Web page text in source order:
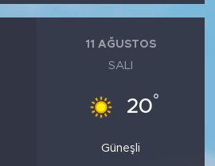
11 AĞUSTOS
SALI
20°
Güneşli